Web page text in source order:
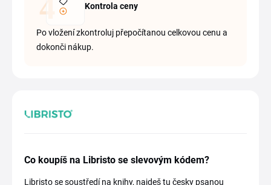
Kontrola ceny
Po vložení zkontroluj přepočítanou celkovou cenu a
dokonči nákup.
Co koupíš na Libristo se slevovým kódem?
Libristo se soustředí na knihy, najdeš tu česky psanou